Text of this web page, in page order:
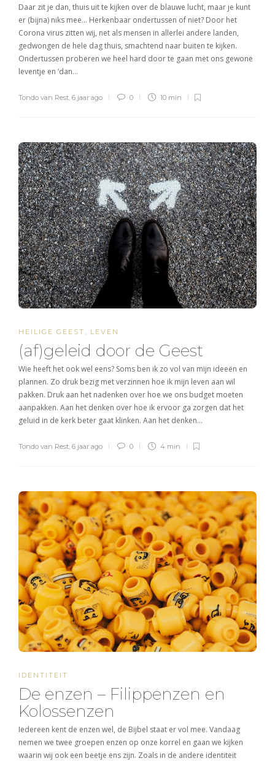
Daar zit je dan, thuis uit te kijken over de blauwe lucht, maar je kunt
er (bijna) niks mee… Herkenbaar ondertussen of niet? Door het
Corona virus zitten wij, net als mensen in allerlei andere landen,
gedwongen de hele dag thuis, smachtend naar buiten te kijken.
Ondertussen proberen we heel hard door te gaan met ons gewone
leventje en ‘dan…
Tondo van Rest, 6 jaar ago 0 10 min
HEILIGE GEEST LEVEN
(af)geleid door de Geest
Wie heeft het ook wel eens? Soms ben ik zo vol van mijn ideeën en
plannen. Zo druk bezig met verzinnen hoe ik mijn leven aan wil
pakken. Druk aan het nadenken over hoe we ons budget moeten
aanpakken. Aan het denken over hoe ik ervoor ga zorgen dat het
geluid in de kerk beter gaat klinken. Aan het denken…
Tondo van Rest 6 jaar ago 0 4 min
IDENTITEIT
De enzen – Filippenzen en
Kolossenzen
Iedereen kent de enzen wel, de Bijbel staat er vol mee. Vandaag
nemen we twee groepen enzen op onze korrel en gaan we kijken
waarin wij ook een beetje ens zijn. Zoals in de andere identiteit